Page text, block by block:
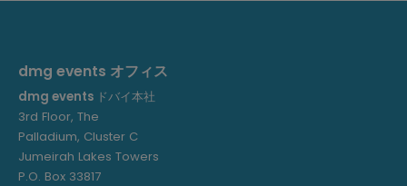
dmg events オフィス
dmg events ドバイ本社
3rd Floor, The
Palladium, Cluster C
Jumeirah Lakes Towers
P.O. Box 33817